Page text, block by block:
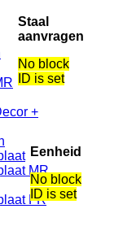
+
MR
FR
Staal
aanvragen
No block
ID is set
Eenheid
No block
ID is set